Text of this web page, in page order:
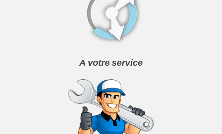
A votre service